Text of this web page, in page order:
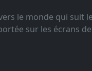
le monde qui suit
sur les écrans